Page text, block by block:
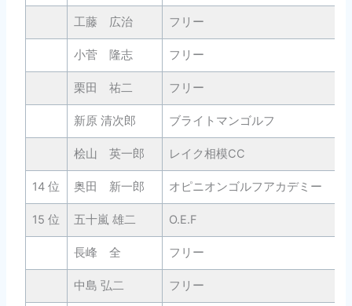
工藤 広治 フリー
小菅 隆志 フリー
栗田 祐二 フリー
新原 清次郎 ブライトマンゴルフ
桧山 英一郎 レイク相模CC
14 位 奥田 新一郎 オピニオンゴルフアカデミー
15 位 五十嵐 雄二 O.E.F
長峰 全 フリー
中島 弘二 フリー